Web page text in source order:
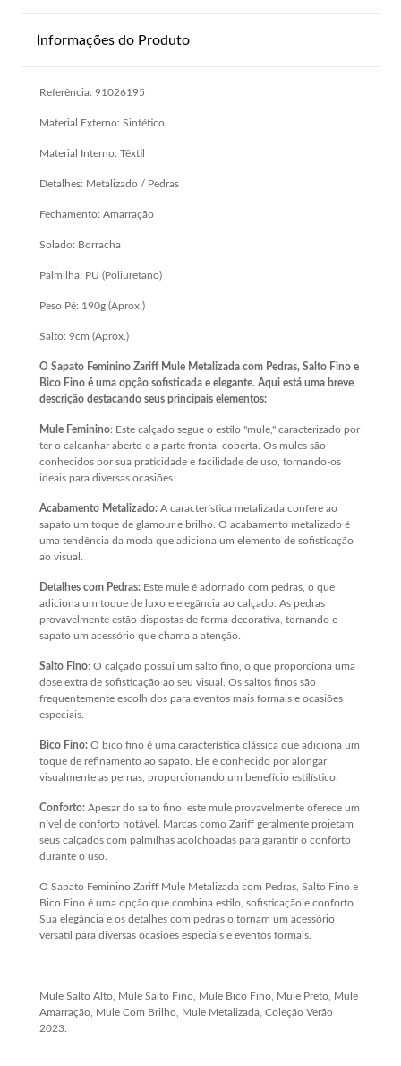
Informações do Produto
Referência: 91026195
Material Externo: Sintético
Material Interno: Têxtil
Detalhes: Metalizado / Pedras
Fechamento: Amarração
Solado: Borracha
Palmilha: PU (Poliuretano)
Peso Pé: 190g (Aprox.)
Salto: 9cm (Aprox.)
O Sapato Feminino Zariff Mule Metalizada com Pedras, Salto Fino e
Bico Fino é uma opção sofisticada e elegante. Aqui está uma breve
descrição destacando seus principais elementos:
Mule Feminino: Este calçado segue o estilo "mule," caracterizado por
ter o calcanhar aberto e a parte frontal coberta. Os mules são
conhecidos por sua praticidade e facilidade de uso, tornando-os
ideais para diversas ocasiões.
Acabamento Metalizado: A característica metalizada confere ao
sapato um toque de glamour e brilho. O acabamento metalizado é
uma tendência da moda que adiciona um elemento de sofisticação
ao visual.
Detalhes com Pedras: Este mule é adornado com pedras, o que
adiciona um toque de luxo e elegância ao calçado. As pedras
provavelmente estão dispostas de forma decorativa, tornando o
sapato um acessório que chama a atenção.
Salto Fino: O calçado possui um salto fino, o que proporciona uma
dose extra de sofisticação ao seu visual. Os saltos finos são
frequentemente escolhidos para eventos mais formais e ocasiões
especiais.
Bico Fino: O bico fino é uma característica clássica que adiciona um
toque de refinamento ao sapato. Ele é conhecido por alongar
visualmente as pernas, proporcionando um benefício estilístico.
Conforto: Apesar do salto fino, este mule provavelmente oferece um
nível de conforto notável. Marcas como Zariff geralmente projetam
seus calçados com palmilhas acolchoadas para garantir o conforto
durante o uso.
O Sapato Feminino Zariff Mule Metalizada com Pedras, Salto Fino e
Bico Fino é uma opção que combina estilo, sofisticação e conforto.
Sua elegância e os detalhes com pedras o tornam um acessório
versátil para diversas ocasiões especiais e eventos formais.
Mule Salto Alto, Mule Salto Fino, Mule Bico Fino, Mule Preto, Mule
Amarração, Mule Com Brilho, Mule Metalizada, Coleção Verão
2023.